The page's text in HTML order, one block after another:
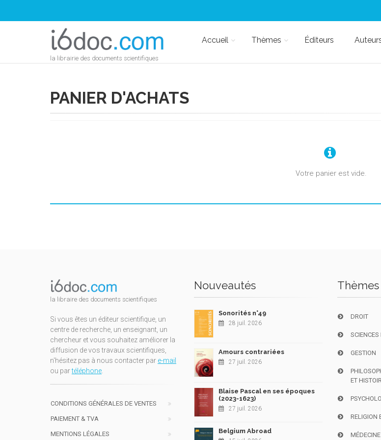
la librairie des documents scientifiques
Accueil Thèmes Éditeurs
PANIER D'ACHATS
Votre panier est vide.
la libraire des documents scientifiques
Si vous êtes un éditeur scientifique, un
centre de recherche, un enseignant, un
chercheur et vous souhaitez améliorer la
diffusion de vos travaux scientifiques,
n'hésitez pas à nous contacter par e-mail
ou partéléphone.
CONDITIONS GÉNÉRALES DE VENTES
PAIEMENT & TVA
MENTIONS LÉGALES
Nouveautés
Sonorités n°49
28 juil. 2026
Amours contrariées
27 juil. 2026
Blaise Pascal en ses époques
(2023-1623)
27 juil. 2026
Belgium Abroad
Thèmes
DROIT
GESTION
ET
RELIGION
MÉDECINE